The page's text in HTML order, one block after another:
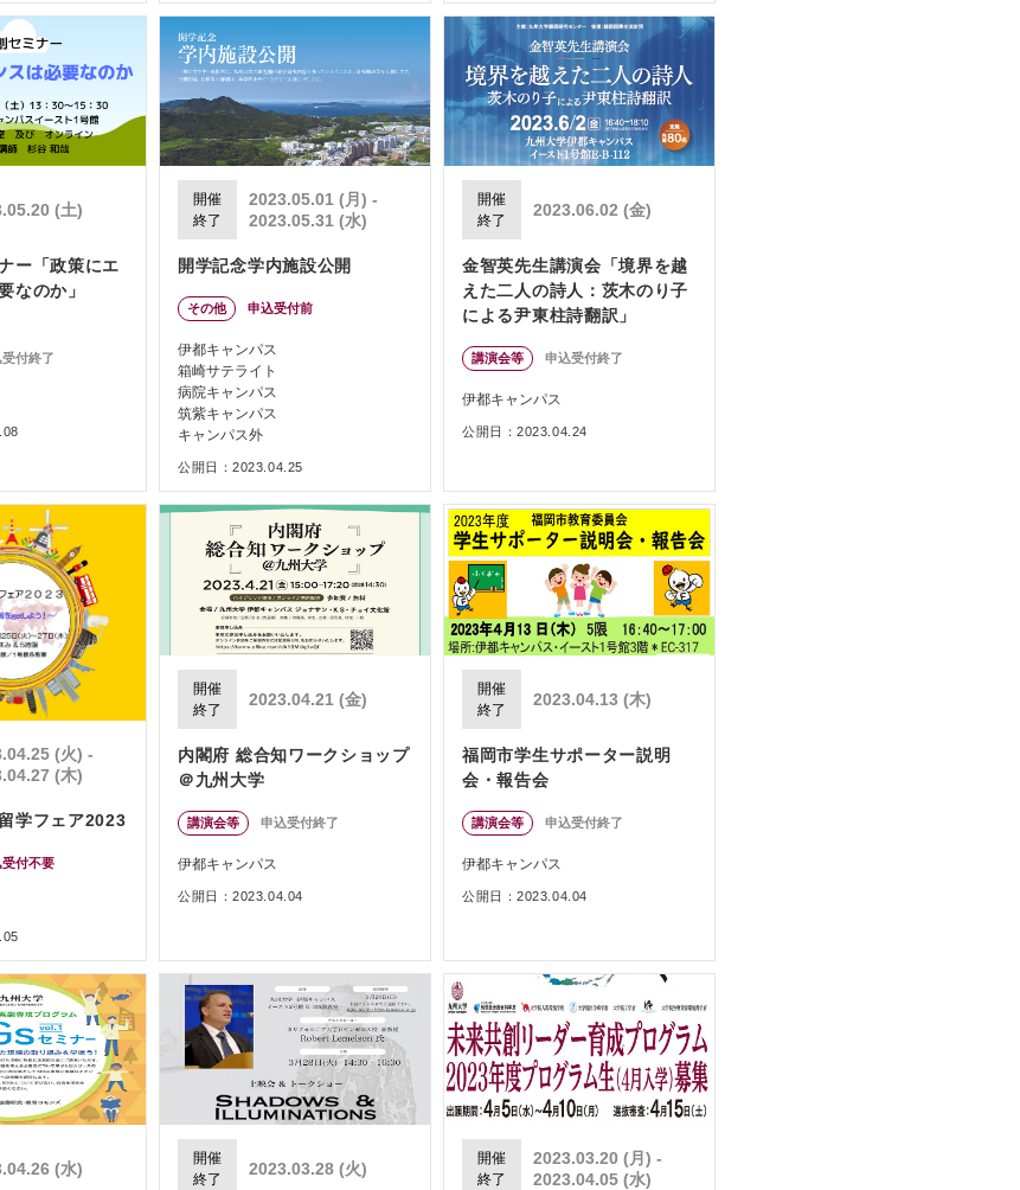
(土)
ー「政策にエ
なのか」
付終了
開催
終了
2023.05.01 (月) -
2023.05.31 (水)
開学記念学内施設公開
その他 申込受付前
伊都キャンパス
箱崎サテライト
病院キャンパス
筑紫キャンパス
キャンパス外
公開日：2023.04.25
開催
終了
2023.06.02 (金)
金智英先生講演会「境界を越
えた二人の詩人：茨木のり子
による尹東柱詩翻訳」
講演会等 申込受付終了
伊都キャンパス
公開日：2023.04.24
(火) -
(木)
学フェア2023
受付不要
開催
終了
2023.04.21 (金)
内閣府 総合知ワークショップ
＠九州大学
講演会等 申込受付終了
伊都キャンパス
公開日：2023.04.04
開催
終了
2023.04.13 (木)
福岡市学生サポーター説明
会・報告会
講演会等 申込受付終了
伊都キャンパス
公開日：2023.04.04
(水)
開催
終了
2023.03.28 (火)
開催
終了
2023.03.20 (月) -
2023.04.05 (水)